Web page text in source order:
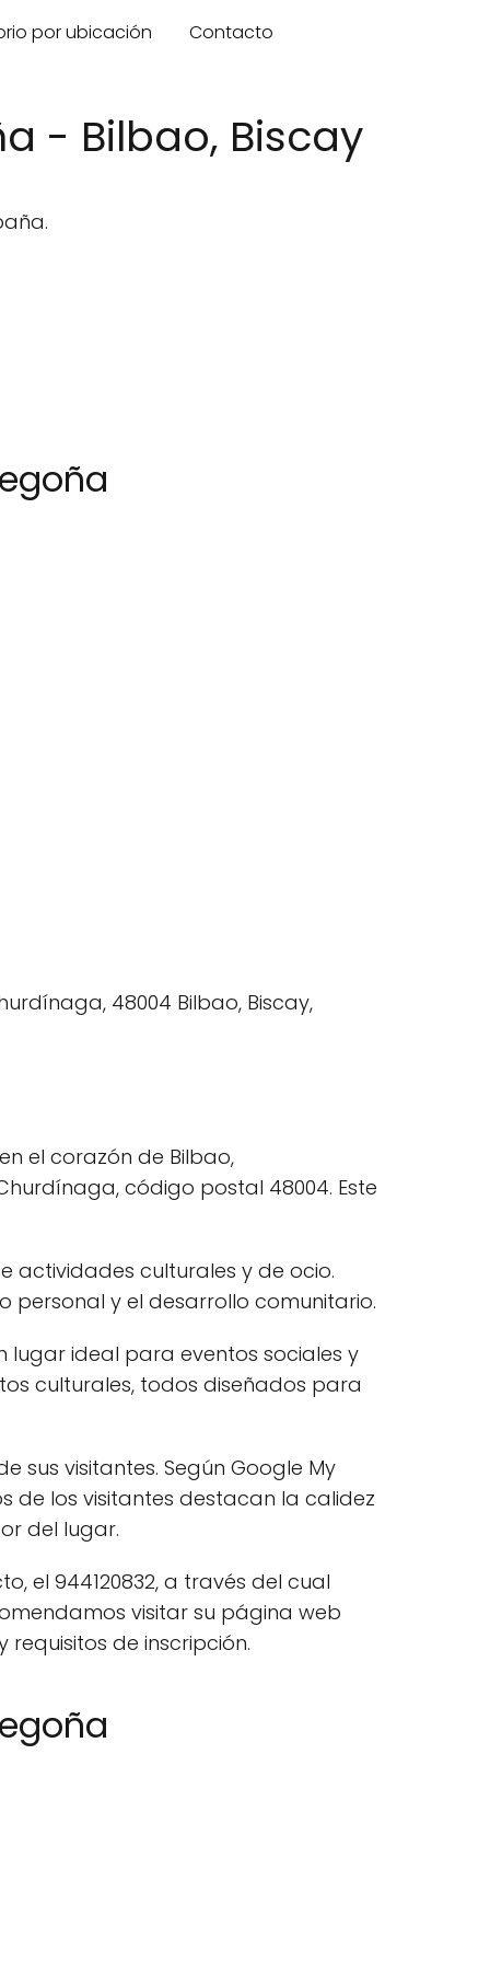
por ubicación Contacto
- Bilbao, Biscay
el corazón de Bilbao,
código postal 48004. Este
actividades culturales y de ocio.
y el desarrollo comunitario.
lugar ideal para eventos sociales y
culturales, todos diseñados para
sus visitantes. Según Google My
de los visitantes destacan la calidez
del lugar.
el 944120832, a través del cual
visitar su página web
de inscripción.